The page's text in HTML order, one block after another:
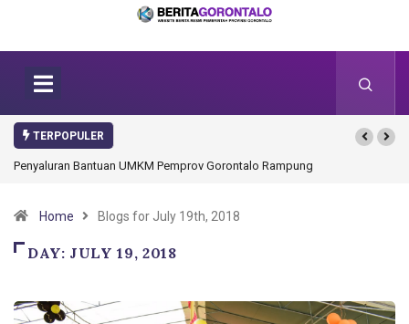
TERPOPULER
Gorontalo Ikut Dukung Program SMA Unggul Garuda
Home Blogs for July 19th, 2018
DAY: JULY 19, 2018